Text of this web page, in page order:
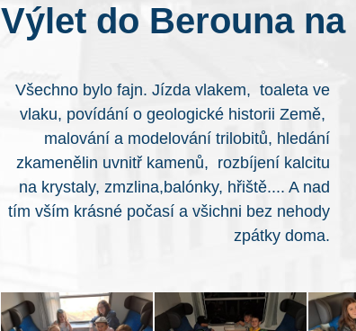
Výlet do Berouna
Všechno bylo fajn. Jízda vlakem, toaleta ve
vlaku, povídání o geologické historii Země,
malování a modelování trilobitů, hledání
zkamenělin uvnitř kamenů, rozbíjení kalcitu
na krystaly, zmzlina,balónky, hřiště.... A nad
tím vším krásné počasí a všichni bez nehody
zpátky doma.